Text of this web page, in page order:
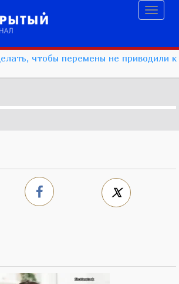
чтобы перемены не приводили к